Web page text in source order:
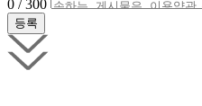
0 / 300